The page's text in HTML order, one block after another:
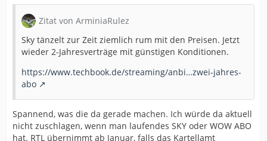
Zitat von ArminiaRulez
Sky tänzelt zur Zeit ziemlich rum mit den Preisen. Jetzt
wieder 2-Jahresverträge mit günstigen Konditionen.
https://www.techbook.de/streaming/anbi…zwei-jahres-
abo
Spannend, was die da gerade machen. Ich würde da aktuell
nicht zuschlagen, wenn man laufendes SKY oder WOW ABO
hat. RTL übernimmt ab Januar, falls das Kartellamt